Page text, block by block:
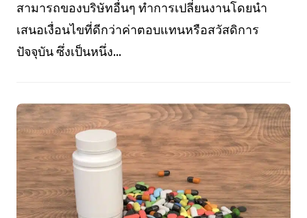
สามารถของบริษัทอื่นๆ ทำการเปลี่ยนงานโดยนำ
เสนอเงื่อนไขที่ดีกว่าค่าตอบแทนหรือสวัสดิการ
ปัจจุบัน ซึ่งเป็นหนึ่ง...